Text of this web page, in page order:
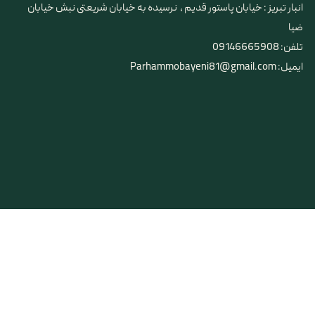
​​​​​​​انبار تبریز : خیابان پاستور قدیم ، نرسیده به خیابان شریعتی نبش خیابان
ضیا
تلفن: 09146665908
ایمیل: Parhammobayeni81@gmail.com